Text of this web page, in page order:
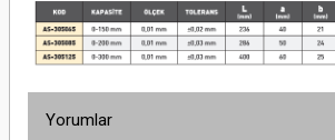
Yorumlar